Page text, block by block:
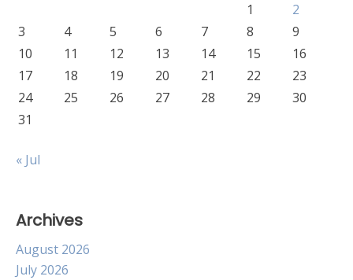
1
2
3
4 5 6 7 8
9
10
11 12 13 14 15
16
17
18 19 20 21 22
23
24
25 26 27 28 29
30
31
« Jul
Archives
August 2026
July 2026